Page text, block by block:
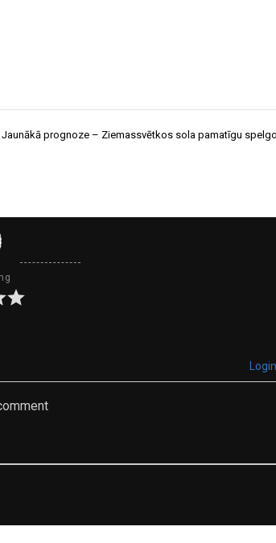
Jaunākā prognoze – Ziemassvētkos sola pamatīgu
Login